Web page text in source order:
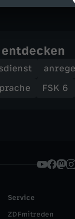
FSK 6
Service
ZDFmitreden